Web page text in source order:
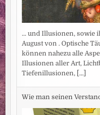
... und Illusionen, sowie
August von . Optische
können nahezu alle
Illusionen aller Art,
Tiefenillusionen, [...]
Wie man seinen